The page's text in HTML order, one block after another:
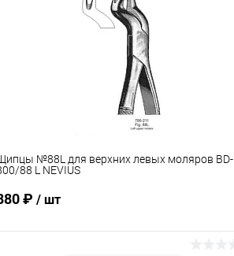
№88L для верхних левых моляров BD-
88 L NEVIUS
₽ / шт